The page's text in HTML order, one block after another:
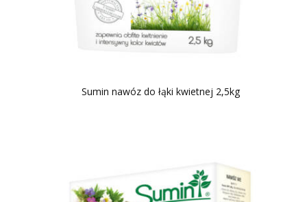
Sumin nawóz do łąki kwietnej 2,5kg